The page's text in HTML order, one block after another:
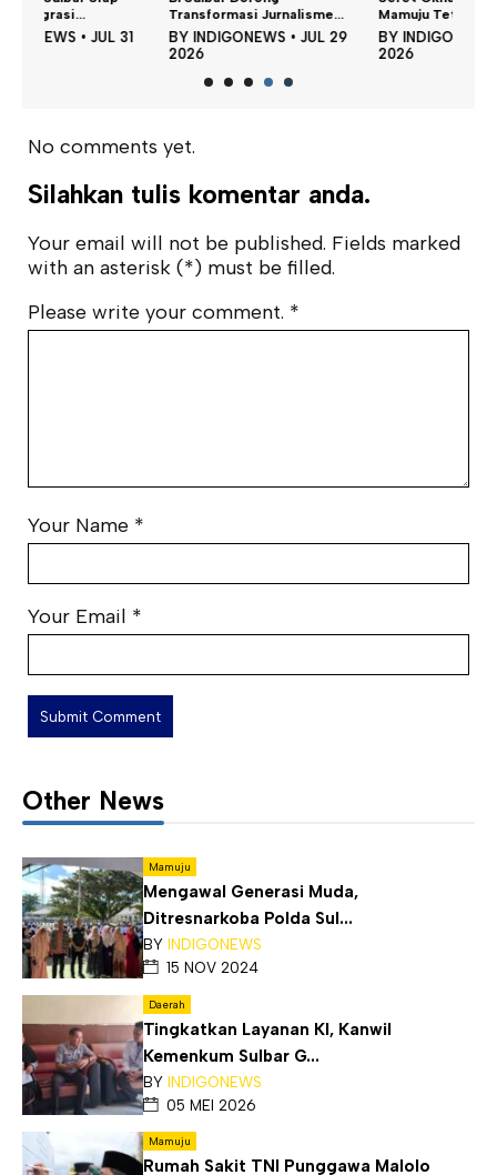
Transformasi Jurnalisme...
BYINDIGONEWS •JUL 29
Mamuju Tetapka...
BYINDIGONEWS •JUL 28
No comments yet.
Silahkan tulis komentar anda.
Your email will not be published. Fields marked
with an asterisk (*) must be filled.
Please write your comment. *
Your Name *
Your Email *
Other News
Mamuju
Mengawal Generasi Muda,
Ditresnarkoba Polda Sul...
BY INDIGONEWS
15 NOV 2024
Daerah
Tingkatkan Layanan KI, Kanwil
Kemenkum Sulbar G...
BY INDIGONEWS
05 MEI 2026
Mamuju
Rumah Sakit TNI Punggawa Malolo